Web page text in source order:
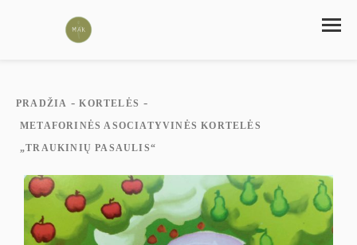
PRADŽIA - KORTELĖS -
METAFORINĖS ASOCIATYVINĖS KORTELĖS
„TRAUKINIŲ PASAULIS“